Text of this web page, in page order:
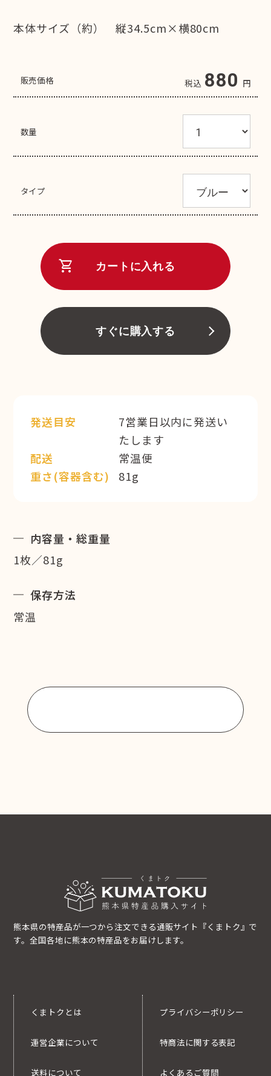
本体サイズ（約） 縦34.5cm×横80cm
販売価格 税込 880 円
数量
タイプ
shopping_cart カートに入れる
すぐに購入する
発送目安
7営業日以内に発送い
たします
配送
常温便
重さ(容器含む)
81g
内容量・総重量
1枚／81g
保存方法
常温
熊本県の特産品が一つから注文できる通販サイト『くまトク』で
す。全国各地に熊本の特産品をお届けします。
くまトクとは
運営企業について
送料について
プライバシーポリシー
特商法に関する表記
よくあるご質問